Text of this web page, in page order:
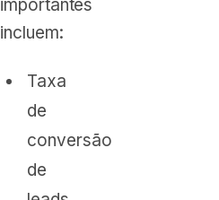
importantes
incluem:
Taxa
de
conversão
de